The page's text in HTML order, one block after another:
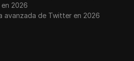
2026
avanzada de Twitter en 2026